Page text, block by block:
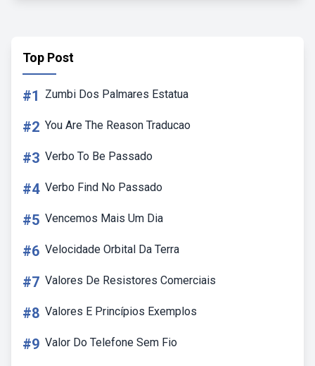
Top Post
#1 Zumbi Dos Palmares Estatua
#2 You Are The Reason Traducao
#3 Verbo To Be Passado
#4 Verbo Find No Passado
#5 Vencemos Mais Um Dia
#6 Velocidade Orbital Da Terra
#7 Valores De Resistores Comerciais
#8 Valores E Princípios Exemplos
#9 Valor Do Telefone Sem Fio